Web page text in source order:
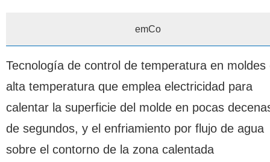
emCo
Tecnología de control de temperatura en moldes
alta temperatura que emplea electricidad para
calentar la superficie del molde en pocas
de segundos, y el enfriamiento por flujo de agua
sobre el contorno de la zona calentada